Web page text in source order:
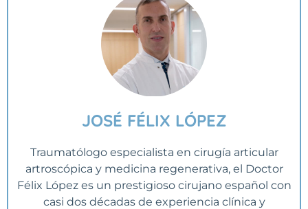
JOSÉ FÉLIX LÓPEZ
Traumatólogo especialista en cirugía articular
artroscópica y medicina regenerativa, el Doctor
Félix López es un prestigioso cirujano español con
casi dos décadas de experiencia clínica y